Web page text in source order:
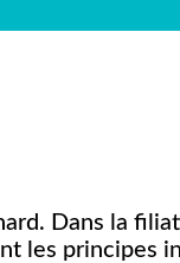
Dans la
les principes